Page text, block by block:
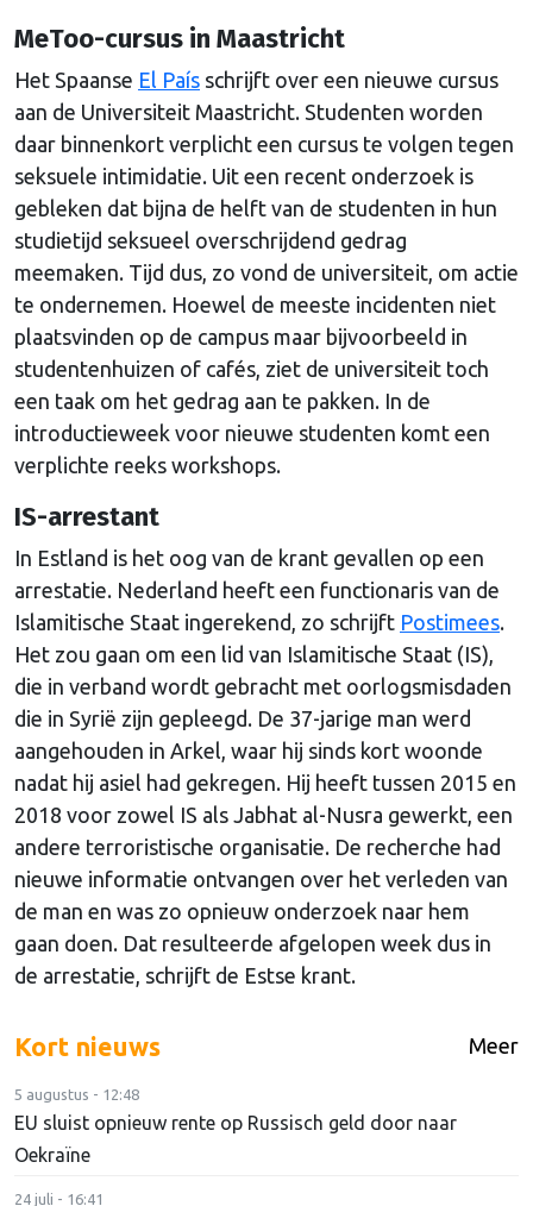
MeToo-cursus in Maastricht
Het Spaanse El País schrijft over een nieuwe cursus
aan de Universiteit Maastricht. Studenten worden
daar binnenkort verplicht een cursus te volgen tegen
seksuele intimidatie. Uit een recent onderzoek is
gebleken dat bijna de helft van de studenten in hun
studietijd seksueel overschrijdend gedrag
meemaken. Tijd dus, zo vond de universiteit, om actie
te ondernemen. Hoewel de meeste incidenten niet
plaatsvinden op de campus maar bijvoorbeeld in
studentenhuizen of cafés, ziet de universiteit toch
een taak om het gedrag aan te pakken. In de
introductieweek voor nieuwe studenten komt een
verplichte reeks workshops.
IS-arrestant
In Estland is het oog van de krant gevallen op een
arrestatie. Nederland heeft een functionaris van de
Islamitische Staat ingerekend, zo schrijft Postimees.
Het zou gaan om een lid van Islamitische Staat (IS),
die in verband wordt gebracht met oorlogsmisdaden
die in Syrië zijn gepleegd. De 37-jarige man werd
aangehouden in Arkel, waar hij sinds kort woonde
nadat hij asiel had gekregen. Hij heeft tussen 2015 en
2018 voor zowel IS als Jabhat al-Nusra gewerkt, een
andere terroristische organisatie. De recherche had
nieuwe informatie ontvangen over het verleden van
de man en was zo opnieuw onderzoek naar hem
gaan doen. Dat resulteerde afgelopen week dus in
de arrestatie, schrijft de Estse krant.
Kort nieuws Meer
5 augustus - 12:48
EU sluist opnieuw rente op Russisch geld door naar
Oekraïne
24 juli - 16:41